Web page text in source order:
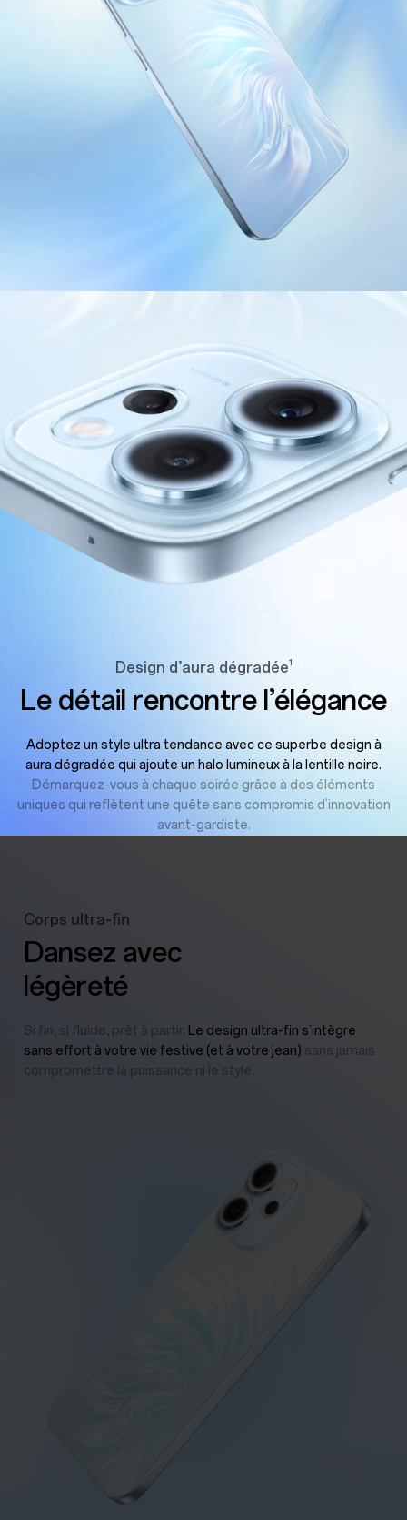
Design d’aura dégradée1
Le détail rencontre l’élégance
Adoptez un style ultra tendance avec ce superbe design à
aura dégradée qui ajoute un halo lumineux à la lentille noire.
Démarquez-vous à chaque soirée grâce à des éléments
uniques qui reflètent une quête sans compromis d’innovation
avant-gardiste.
Corps ultra-fin
Dansez avec
légèreté
Si fin, si fluide, prêt à partir. Le design ultra-fin s’intègre
sans effort à votre vie festive (et à votre jean) sans jamais
compromettre la puissance ni le style.